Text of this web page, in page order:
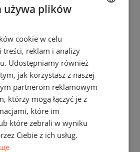
w nowym budynku
w spokojnej części
Rawdy
GERMAN
FRENCH
ROMANIAN
używa plików
cookie w celu
treści, reklam i analizy
Udostępniamy również
jak korzystasz z naszej
partnerom reklamowym
którzy mogą łączyć je z
które im
które zebrali w wyniku
Ciebie z ich usług.